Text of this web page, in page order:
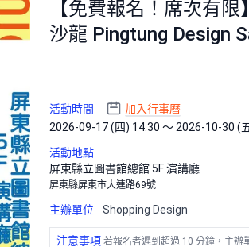
【免費報名！席次有
沙龍 Pingtung Design
活動時間
加入行事曆
2026-09-17 (四) 14:30 ～ 2026-10-30 (
活動地點
屏東縣立圖書館總館 5F 演講廳
屏東縣屏東市大連路69號
主辦單位 Shopping Design
注意事項 若報名者遲到超過 10 分鐘，主辦